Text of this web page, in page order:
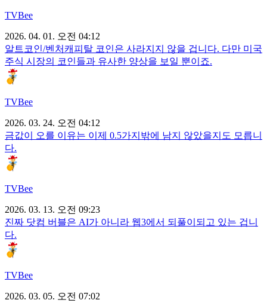
TVBee
2026. 04. 01. 오전 04:12
알트코인/벤처캐피탈 코인은 사라지지 않을 겁니다. 다만 미국
주식 시장의 코인들과 유사한 양상을 보일 뿐이죠.
TVBee
2026. 03. 24. 오전 04:12
금값이 오를 이유는 이제 0.5가지밖에 남지 않았을지도 모릅니
다.
TVBee
2026. 03. 13. 오전 09:23
진짜 닷컴 버블은 AI가 아니라 웹3에서 되풀이되고 있는 겁니
다.
TVBee
2026. 03. 05. 오전 07:02